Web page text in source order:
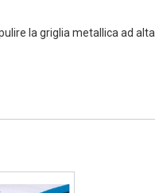
la griglia metallica ad alta